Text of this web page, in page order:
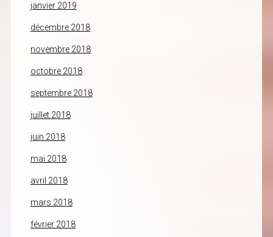
janvier 2019
décembre 2018
novembre 2018
octobre 2018
septembre 2018
juillet 2018
juin 2018
mai 2018
avril 2018
mars 2018
février 2018